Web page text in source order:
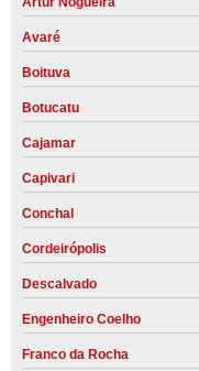
Avaré
Boituva
Botucatu
Cajamar
Capivari
Conchal
Cordeirópolis
Descalvado
Engenheiro Coelho
Franco da Rocha